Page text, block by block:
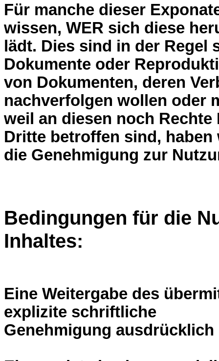
Für manche dieser
wissen, WER sich diese
lädt. Dies sind in der Regel
Dokumente oder
von Dokumenten, deren
nachverfolgen wollen oder
weil an diesen noch
Dritte betroffen sind, haben
die Genehmigung zur
Bedingungen für die
Inhaltes:
Eine Weitergabe des
explizite schriftliche
Genehmigung